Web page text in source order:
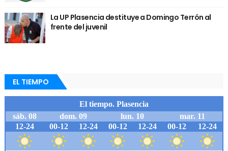
La UP Plasencia destituye a Domingo Terrón al
frente del juvenil
EL TIEMPO